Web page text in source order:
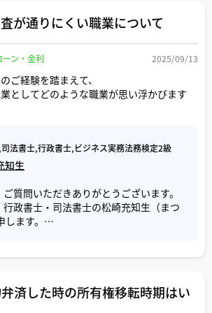
期することで、税金・不動産の維持
に影響が出て相手方に負担をかけてし
、一度決めた決済日に間に合うよう余
を進めていただければと思います。
けましたら幸いです。
ような懸念事項は重要事項説明時点で
のお問合せ、店頭商談、現地案内の時
いただく前の段階であらかじめ説明をし
固まっていない状態で契約手続を進め
しょう。
ンセルになることは、買主、売主の双
失になり、望ましいものではありませ
明書、不動産売買契約書等の作成に多
が、キャンセルになるとその労力も無
ます。
ていただけましたら幸いです。
載ミスが判明した場合、説明を一時的
捺印する前であれば、訂正した書面を印
て説明を再開します。
印した後に記載ミスが判明した場合
◯字加入」といった記載をして、売
上から押印をいただきます。
することで文章が読みづらくなりそう
箇所に二重線を引き、その付近の余白
載して、紙面の上部の余白に「◯字削除
その付近に売主、買主に捨印をいただ
とも可能です。
たる場合は、別途、覚書（合意書、確
が通りにくい職業について
ン・金利 2025/09/13
ご経験を踏まえて、
としてどのような職業が思い浮かびます
法書士,行政書士,ビジネス実務法務検定2級
知生
質問いただきありがとうございます。
政書士・司法書士の松崎充知生（まつ
ます。
通りにくい職業として、私の実務経験
ただくのは 「自営業の方」 です。
済した時の所有権移転時期はい